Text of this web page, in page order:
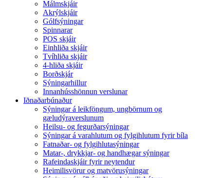
Málmskjáir
Akrýlskjáir
Gólfsýningar
Spinnarar
POS skjáir
Einhliða skjáir
Tvíhliða skjáir
4-hliða skjáir
Borðskjár
Sýningarhillur
Innanhússhönnun verslunar
Iðnaðarbúnaður
Sýningar á leikföngum, ungbörnum og
gæludýraverslunum
Heilsu- og fegurðarsýningar
Sýningar á varahlutum og fylgihlutum fyrir bíla
Fatnaðar- og fylgihlutasýningar
Matar-, drykkjar- og handhægar sýningar
Rafeindaskjáir fyrir neytendur
Heimilisvörur og matvörusýningar